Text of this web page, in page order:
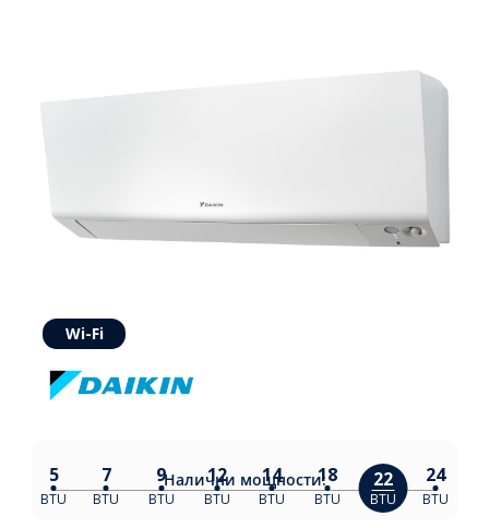
Wi-Fi
Налични мощности:
5
BTU
7
BTU
9
BTU
12
BTU
14
BTU
18
BTU
22
BTU
24
BTU